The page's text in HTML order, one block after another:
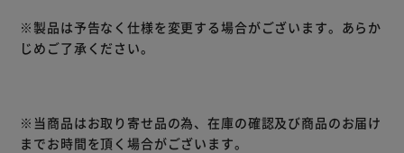
※製品は予告なく仕様を変更する場合がございます。あらか
じめご了承ください。
※当商品はお取り寄せ品の為、在庫の確認及び商品のお届け
までお時間を頂く場合がございます。